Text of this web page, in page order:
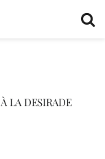
LA DESIRADE